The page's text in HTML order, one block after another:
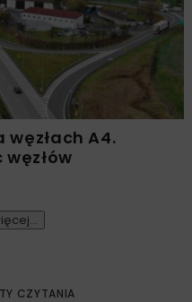
A4.
CZYTANIA